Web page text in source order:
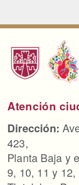
Atención
Dirección:
423,
Planta Baja y
9, 10, 11 y